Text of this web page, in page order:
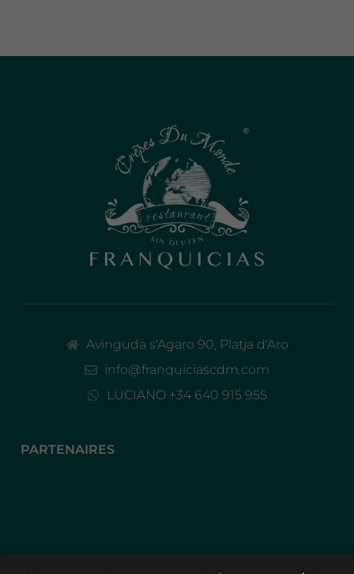
PARTENAIRES
Avinguda s'Agaro 90, Platja d'Aro
info@franquiciascdm.com
LUCIANO +34 640 915 955